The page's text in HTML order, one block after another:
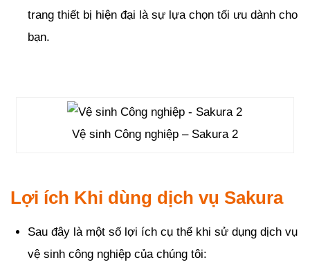
trang thiết bị hiện đại là sự lựa chọn tối ưu dành cho
bạn.
Vệ sinh Công nghiệp – Sakura 2
Lợi ích Khi dùng dịch vụ Sakura
Sau đây là một số lợi ích cụ thể khi sử dụng dịch vụ
vệ sinh công nghiệp của chúng tôi: